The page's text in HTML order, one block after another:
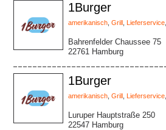
1Burger
amerikanisch Grill Lieferservice
Bahrenfelder Chaussee 75
22761 Hamburg
1Burger
amerikanisch Grill Lieferservice
Luruper Hauptstraße 250
22547 Hamburg